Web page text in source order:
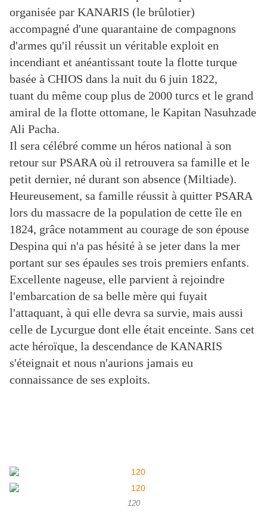
organisée par KANARIS (le brûlotier)
accompagné d'une quarantaine de compagnons
d'armes qu'il réussit un véritable exploit en
incendiant et anéantissant toute la flotte turque
basée à CHIOS dans la nuit du 6 juin 1822,
tuant du même coup plus de 2000 turcs et le grand
amiral de la flotte ottomane, le Kapitan Nasuhzade
Ali Pacha.
Il sera célébré comme un héros national à son
retour sur PSARA où il retrouvera sa famille et le
petit dernier, né durant son absence (Miltiade).
Heureusement, sa famille réussit à quitter PSARA
lors du massacre de la population de cette île en
1824, grâce notamment au courage de son épouse
Despina qui n'a pas hésité à se jeter dans la mer
portant sur ses épaules ses trois premiers enfants.
Excellente nageuse, elle parvient à rejoindre
l'embarcation de sa belle mère qui fuyait
l'attaquant, à qui elle devra sa survie, mais aussi
celle de Lycurgue dont elle était enceinte. Sans cet
acte héroïque, la descendance de KANARIS
s'éteignait et nous n'aurions jamais eu
connaissance de ses exploits.
120